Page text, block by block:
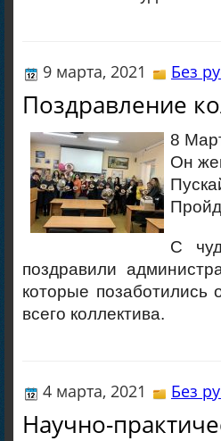
9 марта, 2021 Без
Поздравление
8
Он
С
поздравили
которые позаботились
всего коллектива.
4 марта, 2021 Без
Научно-